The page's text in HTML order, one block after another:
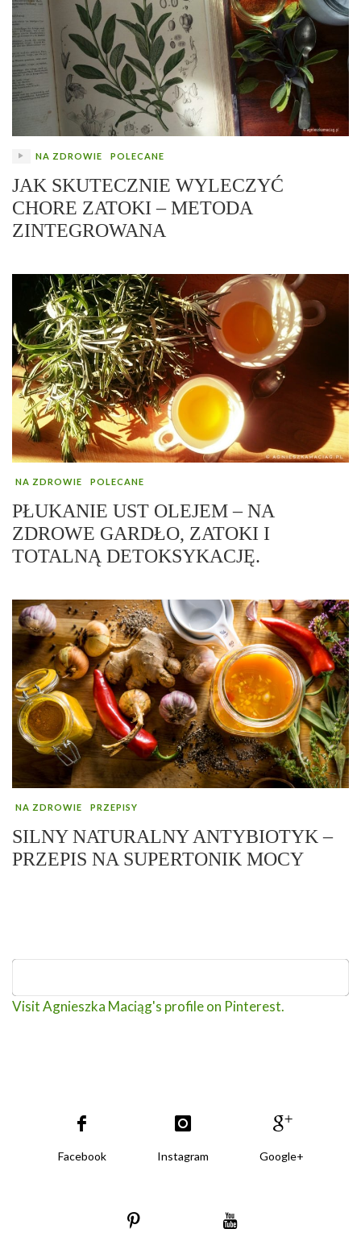
NA ZDROWIE POLECANE
JAK SKUTECZNIE WYLECZYĆ
CHORE ZATOKI – METODA
ZINTEGROWANA
NA ZDROWIE POLECANE
PŁUKANIE UST OLEJEM – NA
ZDROWE GARDŁO, ZATOKI I
TOTALNĄ DETOKSYKACJĘ.
NA ZDROWIE PRZEPISY
SILNY NATURALNY ANTYBIOTYK –
PRZEPIS NA SUPERTONIK MOCY
Visit Agnieszka Maciąg's profile on Pinterest.
Facebook Instagram Google+